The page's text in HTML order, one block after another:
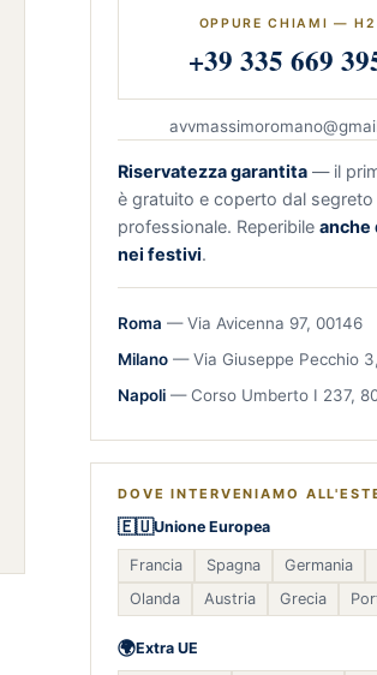
OPPURE CHIAMI —
+39 335 669
Riservatezza garantita — il
è gratuito e coperto dal segreto
professionale. Reperibile anche
nei festivi.
Roma — Via Avicenna 97, 00146
Milano — Via Giuseppe Pecchio
Napoli — Corso Umberto I 237,
DOVE INTERVENIAMO
🇪🇺Unione Europea
Francia Spagna Germania
Olanda
Austria Grecia
🌍Extra UE